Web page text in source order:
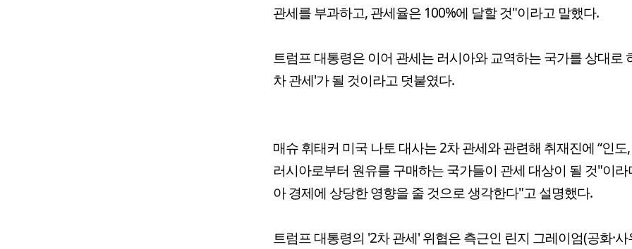
관세를 부과하고, 관세율은 100%에 달할 것"이라고 말했다.
트럼프 대통령은 이어 관세는 러시아와 교역하는 국가를 상대로
차 관세'가 될 것이라고 덧붙였다.
매슈 휘태커 미국 나토 대사는 2차 관세와 관련해 취재진에 “인도
러시아로부터 원유를 구매하는 국가들이 관세 대상이 될 것"이라
아 경제에 상당한 영향을 줄 것으로 생각한다"고 설명했다.
트럼프 대통령의 '2차 관세' 위협은 측근인 린지 그레이엄(공화·